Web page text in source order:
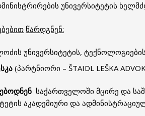
უნივერსიტეტის
წარდგნენ:
უნივერსიტეტის,
(პარტნიორი – ŠTAIDL LEŠKA
საქართველოში მცირე და
აკადემიური და